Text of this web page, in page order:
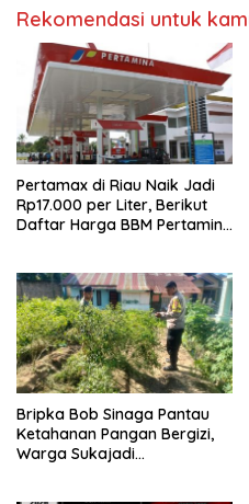
Rekomendasi untuk
Pertamax di Riau Naik Jadi
Rp17.000 per Liter, Berikut
Daftar Harga BBM Pertamina
Bripka Bob Sinaga Pantau
Ketahanan Pangan Bergizi,
Warga Sukajadi